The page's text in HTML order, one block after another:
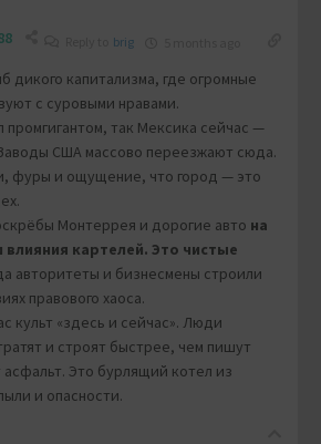
brig
дикого капитализма, где огромные
с суровыми нравами.
промгигантом, так Мексика сейчас —
США массово переезжают сюда.
фуры и ощущение, что город — это
Монтеррея и дорогие авто на
картелей. Это чистые
авторитеты и бизнесмены строили
правового хаоса.
культ «здесь и сейчас». Люди
и строят быстрее, чем пишут
асфальт. Это бурлящий котел из
и опасности.